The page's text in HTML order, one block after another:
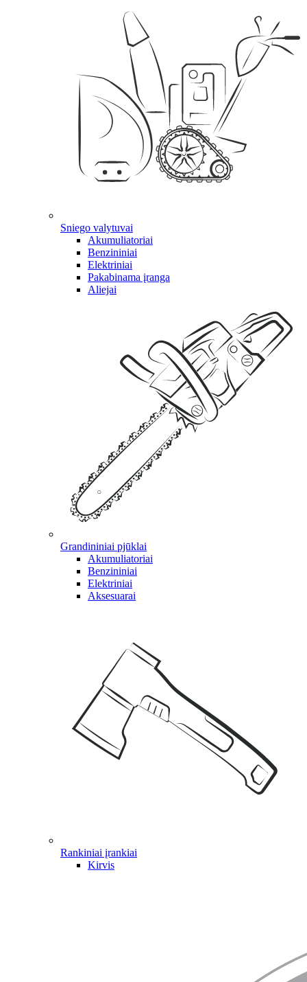
Sniego valytuvai
Akumuliatoriai
Benzininiai
Elektriniai
Pakabinama įranga
Aliejai
Grandininiai pjūklai
Akumuliatoriai
Benzininiai
Elektriniai
Aksesuarai
Rankiniai įrankiai
Kirvis